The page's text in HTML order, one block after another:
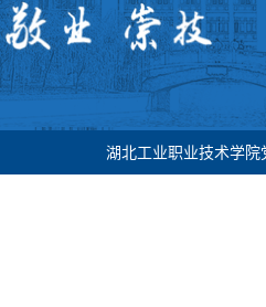
湖北工业职业技术学